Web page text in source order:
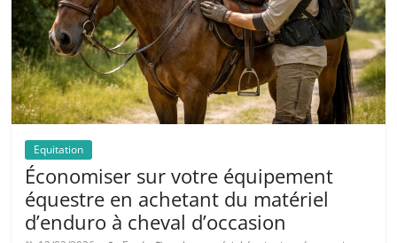
Equitation
Économiser sur votre équipement
équestre en achetant du matériel
d’enduro à cheval d’occasion